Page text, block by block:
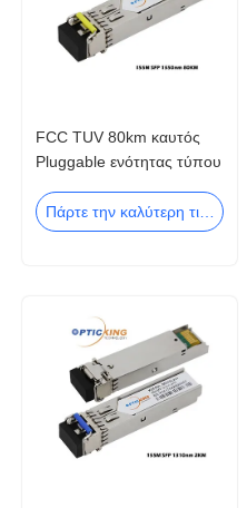
FCC TUV 80km καυτός
Pluggable ενότητας τύπου
Πάρτε την καλύτερη τιμή